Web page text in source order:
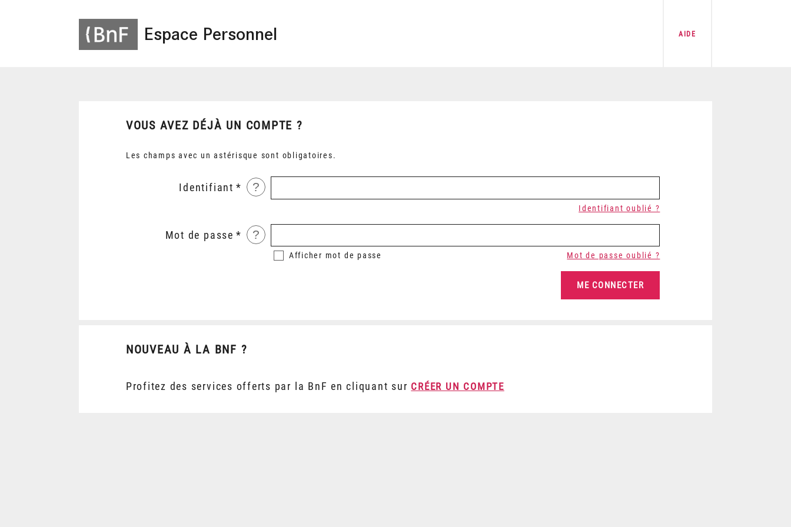
Espace Personnel AIDE
VOUS AVEZ DÉJÀ UN COMPTE ?
Les champs avec un astérisque sont obligatoires.
Identifiant ?
Identifiant oublié ?
Mot de passe ?
Afficher mot de passe Mot de passe oublié ?
NOUVEAU À LA BNF ?
Profitez des services offerts par la BnF en cliquant sur CRÉER UN COMPTE